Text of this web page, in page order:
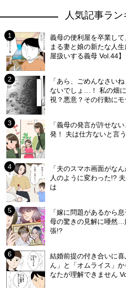
人気記事ラ
義母の便利屋を卒業し
まる妻と娘の新たな人
屋扱いする義母 Vol.44】
「あら、ごめんなさい
ないでしょ…！ 私の畑
視？悪意？その行動に
「義母の発言が許せな
発！ 夫は仕方ないと言
「夫のスマホ画面がな
人のように変わった!?
は
「嫁に問題があるから
母の驚きの見解に唖然…
張!?
結婚前提の付き合いに
ん」と「オムライス」
なたが理解できません